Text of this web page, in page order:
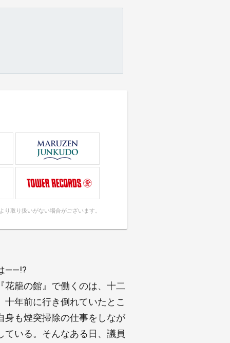
り取り扱いがない場合がございます。
――!?
花籠の館』で働くのは、十二
年前に行き倒れていたとこ
身も煙突掃除の仕事をしなが
いる。そんなある日、議員